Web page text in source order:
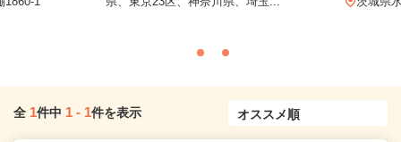
全 1件中 1 - 1件を表示